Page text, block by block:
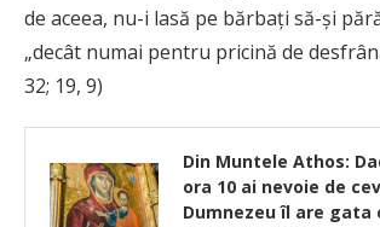
de aceea, nu-i lasă pe bărbați să-și
„decât numai pentru pricină de
32; 19, 9)
Din Muntele Athos:
ora 10 ai nevoie de
Dumnezeu îl are gata